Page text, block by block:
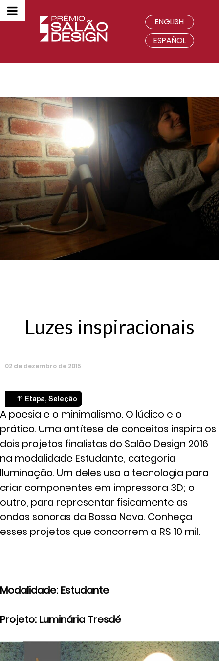
ENGLISH
ESPAÑOL
Luzes inspiracionais
02 de dezembro de 2015
1º Etapa, Seleção
A poesia e o minimalismo. O lúdico e o
prático. Uma antítese de conceitos inspira os
dois projetos finalistas do Salão Design 2016
na modalidade Estudante, categoria
Iluminação. Um deles usa a tecnologia para
criar componentes em impressora 3D; o
outro, para representar fisicamente as
ondas sonoras da Bossa Nova. Conheça
esses projetos que concorrem a R$ 10 mil.
Modalidade: Estudante
Projeto: Luminária Tresdé